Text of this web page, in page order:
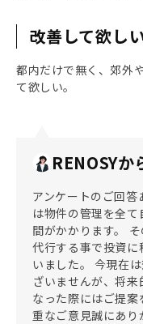
改善して欲し
都内だけで無く、郊外
て欲しい。
RENOSYか
アンケートのご回
は物件の管理を全
間がかかります。 そ
代行する事で投資
いました。 今現在
ざいませんが、将
なった際にはご提
重なご意見誠にあり